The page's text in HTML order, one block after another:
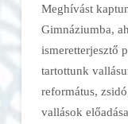
Meghívást
Gimnáziumba,
ismeretterjesztő
tartottunk
református,
vallások